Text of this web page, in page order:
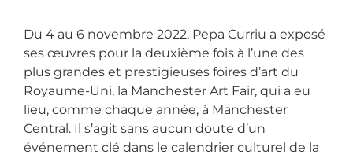
Du 4 au 6 novembre 2022, Pepa Curriu a exposé
ses œuvres pour la deuxième fois à l’une des
plus grandes et prestigieuses foires d’art du
Royaume-Uni, la Manchester Art Fair, qui a eu
lieu, comme chaque année, à Manchester
Central. Il s’agit sans aucun doute d’un
événement clé dans le calendrier culturel de la